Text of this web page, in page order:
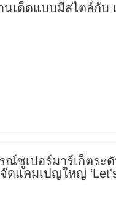
นเด็ดแบบมีสไตล์กับ
ณ์ซูเปอร์มาร์เก็ตระ
ดแคมเปญใหญ่